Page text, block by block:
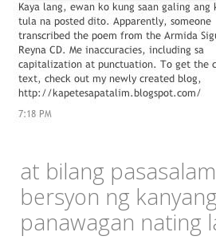
at bilang
bersyon ng
panawagan nating